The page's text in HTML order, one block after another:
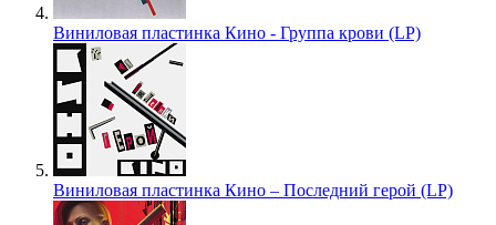
Виниловая пластинка Кино - Группа крови (LP)
Виниловая пластинка Кино – Последний герой (LP)